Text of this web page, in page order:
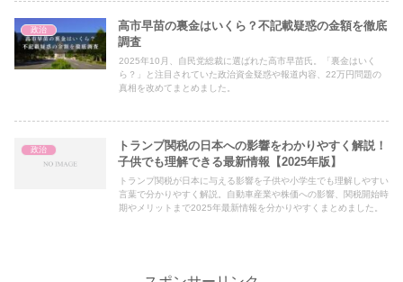
政治
高市早苗の裏金はいくら？不記載疑惑の金額を徹底
調査
2025年10月、自民党総裁に選ばれた高市早苗氏。「裏金はいく
ら？」と注目されていた政治資金疑惑や報道内容、22万円問題の
真相を改めてまとめました。
政治
トランプ関税の日本への影響をわかりやすく解説！
子供でも理解できる最新情報【2025年版】
トランプ関税が日本に与える影響を子供や小学生でも理解しやすい
言葉で分かりやすく解説。自動車産業や株価への影響、関税開始時
期やメリットまで2025年最新情報を分かりやすくまとめました。